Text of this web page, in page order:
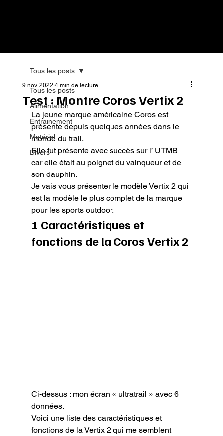
Tous les posts
Alimentation
Entrainement
Matériel
Divers
Tous les posts
Test : Montre Coros Vertix 2
9 nov. 2022 4 min de lecture
La jeune marque américaine Coros est
présente depuis quelques années dans le
monde du trail.
Elle fut présente avec succès sur l’ UTMB
car elle était au poignet du vainqueur et de
son dauphin.
Je vais vous présenter le modèle Vertix 2 qui
est la modèle le plus complet de la marque
pour les sports outdoor.
1 Caractéristiques et
fonctions de la Coros Vertix 2
Ci-dessus : mon écran « ultratrail » avec 6
données.
Voici une liste des caractéristiques et
fonctions de la Vertix 2 qui me semblent